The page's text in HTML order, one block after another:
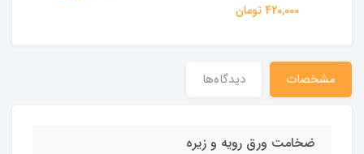
420,000 تومان
مشخصات دیدگاه‌ها
ضخامت ورق رویه و زیره